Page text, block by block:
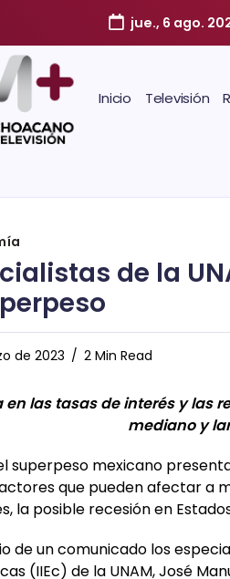
jue., 6 ago.
Inicio Televisión
de la
de 2023 2 Min Read
en las tasas de interés y las
mediano y
superpeso mexicano
que pueden afectar a
la posible recesión en
de un comunicado los
(IIEc) de la UNAM, José